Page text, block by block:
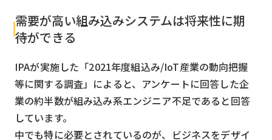
需要が高い組み込みシステムは将来性に期
待ができる
IPAが実施した「2021年度組込み/IoT産業の動向把握
等に関する調査」によると、アンケートに回答した企
業の約半数が組み込み系エンジニア不足であると回答
しています。
中でも特に必要とされているのが、ビジネスをデザイ